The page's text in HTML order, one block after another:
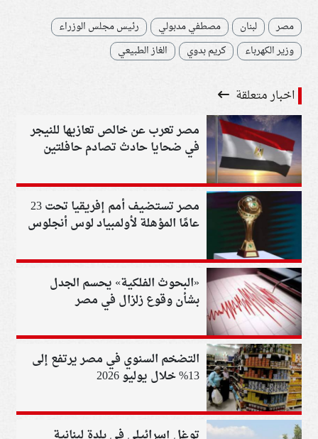
مصر لبنان مصطفي مدبولي
رئيس مجلس الوزراء
وزير الكهرباء
كريم بدوي الغاز الطبيعي
اخبار متعلقة
مصر تعرب عن خالص تعازيها للنيجر
في ضحايا حادث تصادم حافلتين
مصر تستضيف أمم إفريقيا تحت 23
عامًا المؤهلة لأولمبياد لوس أنجلوس
«البحوث الفلكية» يحسم الجدل
بشأن وقوع زلزال في مصر
التضخم السنوي في مصر يرتفع إلى
13% خلال يوليو 2026